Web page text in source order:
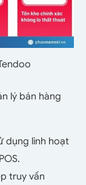
lý bán hàng
dụng linh hoạt
truy vấn